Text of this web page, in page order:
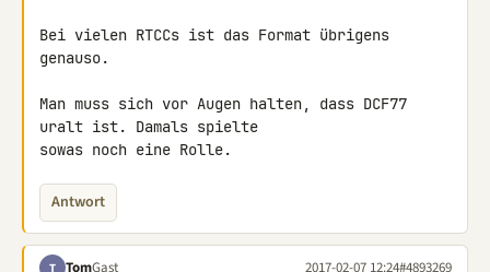
Bei vielen RTCCs ist das Format übrigens
genauso.
Man muss sich vor Augen halten, dass DCF77
uralt ist. Damals spielte
sowas noch eine Rolle.
Antwort
T TomGast 2017-02-07 12:24#4893269